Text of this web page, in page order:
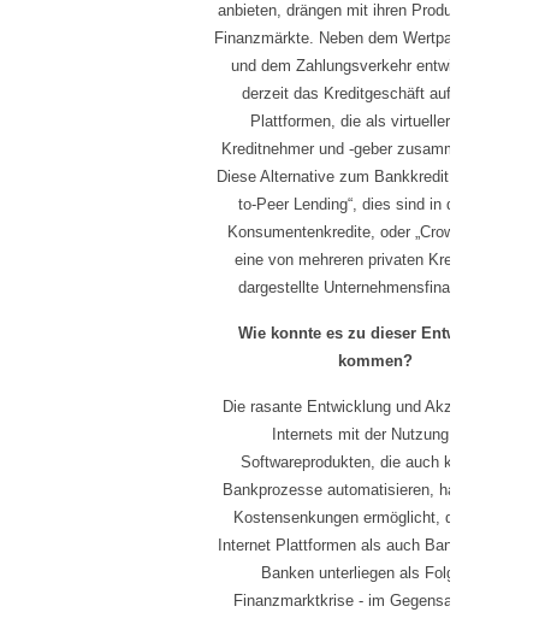
anbieten, drängen mit ihren Produkten auf die
Finanzmärkte. Neben dem Wertpapiergeschäft
und dem Zahlungsverkehr entwickelt sich
derzeit das Kreditgeschäft auf Internet
Plattformen, die als virtueller Makler
Kreditnehmer und -geber zusammenbringen.
Diese Alternative zum Bankkredit heißt „Peer-
to-Peer Lending“, dies sind in der Regel
Konsumentenkredite, oder „Crowdfunding“,
eine von mehreren privaten Kreditgebern
dargestellte Unternehmensfinanzierung.
Wie konnte es zu dieser Entwicklung
kommen?
Die rasante Entwicklung und Akzeptanz des
Internets mit der Nutzung von
Softwareprodukten, die auch komplexe
Bankprozesse automatisieren, hat deutliche
Kostensenkungen ermöglicht, die sowohl
Internet Plattformen als auch Banken nutzen.
Banken unterliegen als Folge der
Finanzmarktkrise - im Gegensatz zu den